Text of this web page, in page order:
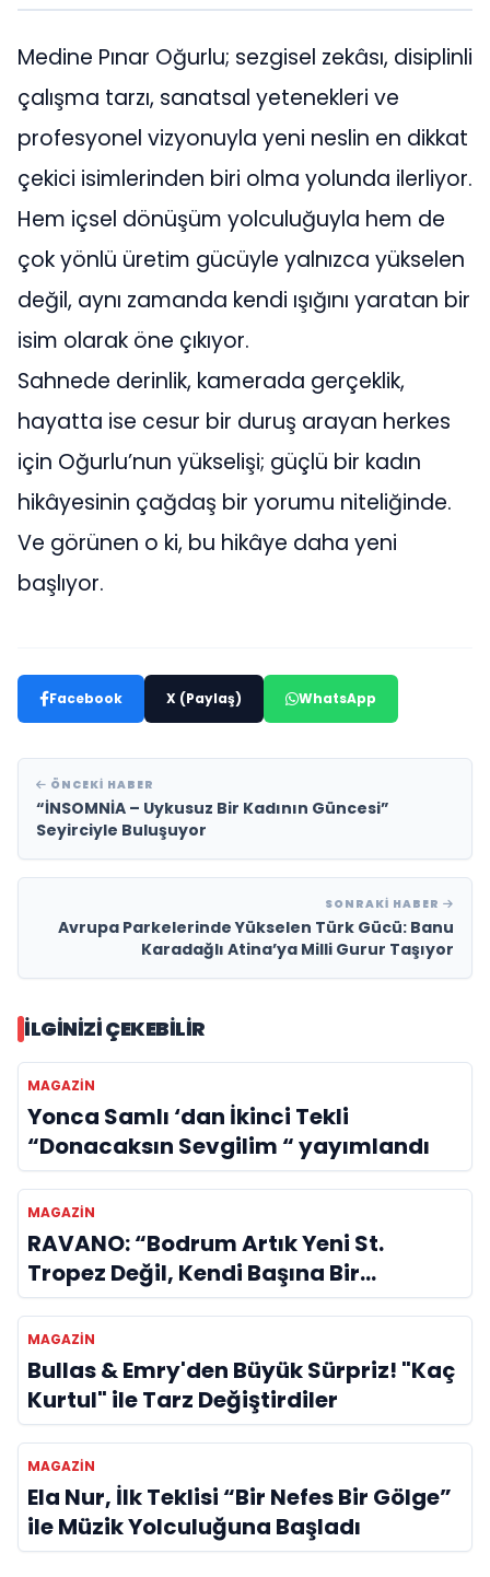
Medine Pınar Oğurlu; sezgisel zekâsı, disiplinli
çalışma tarzı, sanatsal yetenekleri ve
profesyonel vizyonuyla yeni neslin en dikkat
çekici isimlerinden biri olma yolunda ilerliyor.
Hem içsel dönüşüm yolculuğuyla hem de
çok yönlü üretim gücüyle yalnızca yükselen
değil, aynı zamanda kendi ışığını yaratan bir
isim olarak öne çıkıyor.
Sahnede derinlik, kamerada gerçeklik,
hayatta ise cesur bir duruş arayan herkes
için Oğurlu’nun yükselişi; güçlü bir kadın
hikâyesinin çağdaş bir yorumu niteliğinde.
Ve görünen o ki, bu hikâye daha yeni
başlıyor.
Facebook X (Paylaş) WhatsApp
ÖNCEKI HABER
“İNSOMNİA – Uykusuz Bir Kadının Güncesi”
Seyirciyle Buluşuyor
SONRAKI HABER
Avrupa Parkelerinde Yükselen Türk Gücü: Banu
Karadağlı Atina’ya Milli Gurur Taşıyor
İLGINIZI ÇEKEBILIR
MAGAZIN
Yonca Samlı ‘dan İkinci Tekli
“Donacaksın Sevgilim “ yayımlandı
MAGAZIN
RAVANO: “Bodrum Artık Yeni St.
Tropez Değil, Kendi Başına Bir
Referans”
MAGAZIN
Bullas & Emry'den Büyük Sürpriz! "Kaç
Kurtul" ile Tarz Değiştirdiler
MAGAZIN
Ela Nur, İlk Teklisi “Bir Nefes Bir Gölge”
ile Müzik Yolculuğuna Başladı